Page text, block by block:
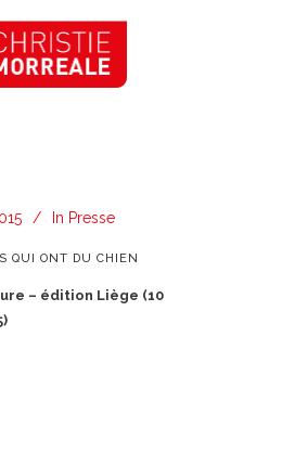
In Presse
QUI ONT DU CHIEN
– édition Liège (10